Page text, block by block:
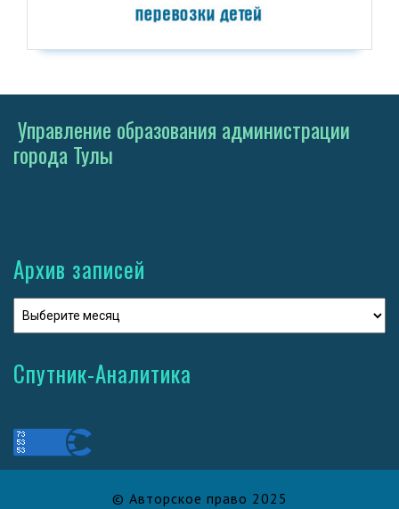
Управление образования администрации
города Тулы
Архив записей
Спутник-Аналитика
© Авторское право 2025